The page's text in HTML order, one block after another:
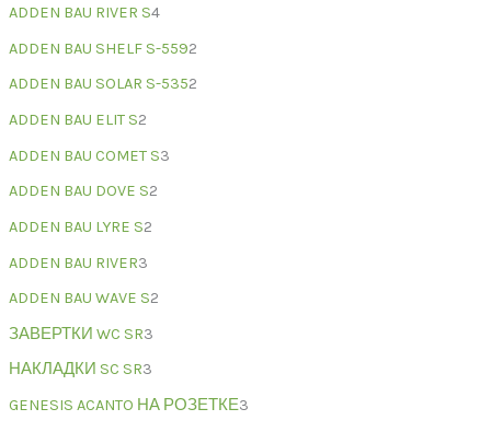
ADDEN BAU RIVER S4
ADDEN BAU SHELF S-5592
ADDEN BAU SOLAR S-5352
ADDEN BAU ELIT S2
ADDEN BAU COMET S3
ADDEN BAU DOVE S2
ADDEN BAU LYRE S2
ADDEN BAU RIVER3
ADDEN BAU WAVE S2
ЗАВЕРТКИ WC SR3
НАКЛАДКИ SC SR3
GENESIS ACANTO НА РОЗЕТКЕ3